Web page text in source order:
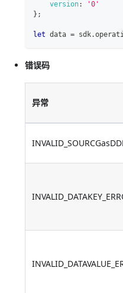
version:
'0'
} ;
let data = sdk.
错误码
异常